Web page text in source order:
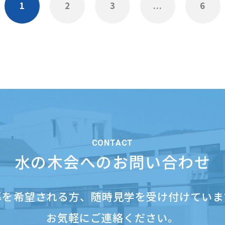
1 2 3 ... 6
CONTACT
水の木会へのお問い合わせ
希望される方、 随時見学を受け付けてい
お気軽にご連絡ください。